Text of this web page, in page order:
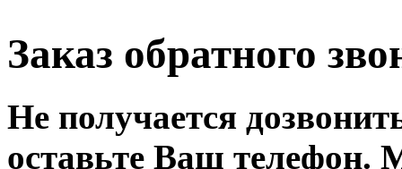
Заказ обратного
Не получается
оставьте Ваш